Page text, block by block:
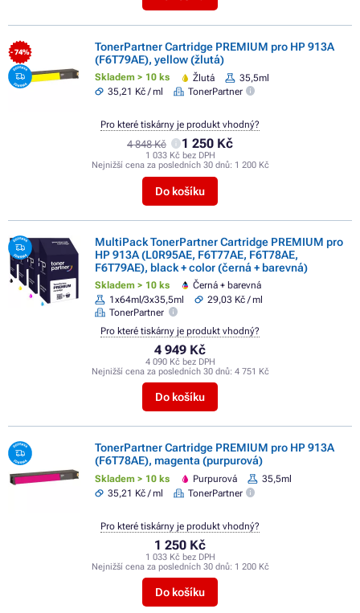
- 74%
TonerPartner Cartridge PREMIUM pro HP 913A
(F6T79AE), yellow (žlutá)
Skladem > 10 ks Žlutá
35,5ml
35,21 Kč / ml
TonerPartner
4 848 Kč 1 250 Kč
1 033 Kč bez DPH
Nejnižší cena za posledních 30 dnů: 1 200 Kč
Do košíku
Pro které tiskárny je produkt vhodný?
MultiPack TonerPartner Cartridge PREMIUM pro
HP 913A (L0R95AE, F6T77AE, F6T78AE,
F6T79AE), black + color (černá + barevná)
Skladem > 10 ks
Černá + barevná
1x64ml/3x35,5ml
29,03 Kč / ml
TonerPartner
4 949 Kč
4 090 Kč bez DPH
Nejnižší cena za posledních 30 dnů: 4 751 Kč
Do košíku
Pro které tiskárny je produkt vhodný?
TonerPartner Cartridge PREMIUM pro HP 913A
(F6T78AE), magenta (purpurová)
Skladem > 10 ks Purpurová
35,5ml
35,21 Kč / ml
TonerPartner
1 250 Kč
1 033 Kč bez DPH
Nejnižší cena za posledních 30 dnů: 1 200 Kč
Do košíku
Pro které tiskárny je produkt vhodný?